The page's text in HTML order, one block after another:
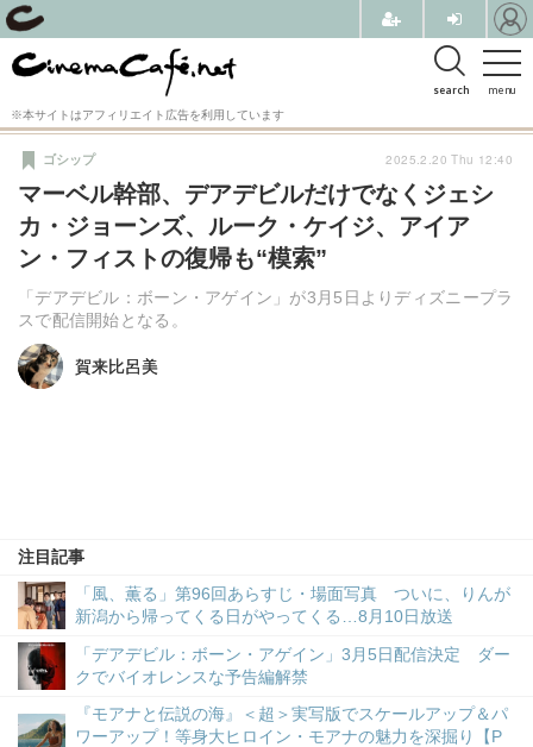
menu
search
※本サイトはアフィリエイト広告を利用しています
マーベル幹部、デアデビルだけでなくジェシ
カ・ジョーンズ、ルーク・ケイジ、アイア
ン・フィストの復帰も“模索”
「デアデビル：ボーン・アゲイン」が3月5日よりディズニープラ
スで配信開始となる。
ゴシップ
賀来比呂美
賀来比呂美
注目記事
「風、薫る」第96回あらすじ・場面写真 ついに、りんが
新潟から帰ってくる日がやってくる…8月10日放送
「デアデビル：ボーン・アゲイン」3月5日配信決定 ダー
クでバイオレンスな予告編解禁
『モアナと伝説の海』＜超＞実写版でスケールアップ＆パ
ワーアップ！等身大ヒロイン・モアナの魅力を深掘り【P
2025.2.20 Thu 12:40